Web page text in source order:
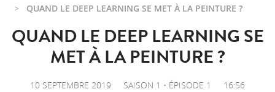
QUAND LE DEEP LEARNING SE MET À LA PEINTURE ?
QUAND LE DEEP LEARNING SE
MET À LA PEINTURE ?
10 SEPTEMBRE 2019 SAISON 1 • ÉPISODE 1 16:56